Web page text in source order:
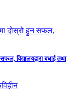
विद्यालयद्वारा बधाई तथा